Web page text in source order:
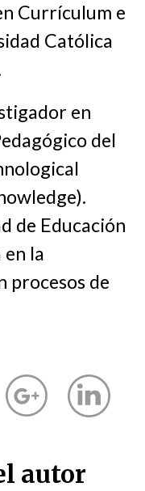
Currículum e
Católica
en
del
de Educación
en la
procesos de
autor